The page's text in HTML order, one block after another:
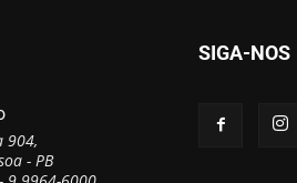
904,
- PB
SIGA-NOS